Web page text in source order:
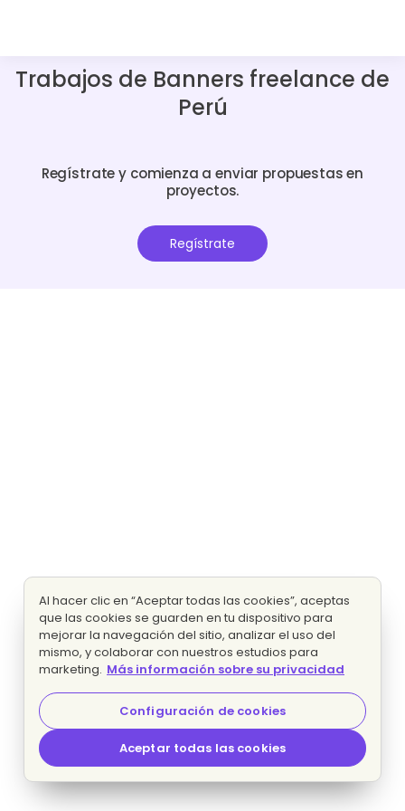
Trabajos de Banners freelance de
Perú
Regístrate y comienza a enviar propuestas en
proyectos.
Regístrate
Al hacer clic en “Aceptar todas las cookies”, aceptas
que las cookies se guarden en tu dispositivo para
mejorar la navegación del sitio, analizar el uso del
mismo, y colaborar con nuestros estudios para
marketing. Más información sobre su privacidad
Configuración de cookies
Aceptar todas las cookies